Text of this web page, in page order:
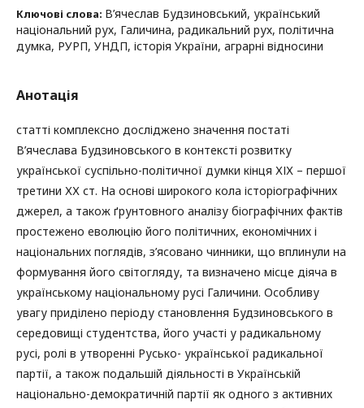
Ключові слова: В’ячеслав Будзиновський, український
національний рух, Галичина, радикальний рух, політична
думка, РУРП, УНДП, історія України, аграрні відносини
Анотація
статті комплексно досліджено значення постаті
В’ячеслава Будзиновського в контексті розвитку
української суспільно-політичної думки кінця ХІХ – першої
третини ХХ ст. На основі широкого кола історіографічних
джерел, а також ґрунтовного аналізу біографічних фактів
простежено еволюцію його політичних, економічних і
національних поглядів, з’ясовано чинники, що вплинули на
формування його світогляду, та визначено місце діяча в
українському національному русі Галичини. Особливу
увагу приділено періоду становлення Будзиновського в
середовищі студентства, його участі у радикальному
русі, ролі в утворенні Русько- української радикальної
партії, а також подальшій діяльності в Українській
національно-демократичній партії як одного з активних